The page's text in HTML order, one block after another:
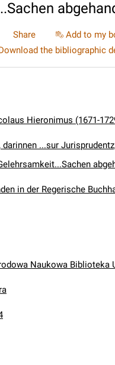
Share Add to my
the bibliographic
Hieronimus (1671-
darinnen ...sur
in der Regerische
Naukowa Biblioteka